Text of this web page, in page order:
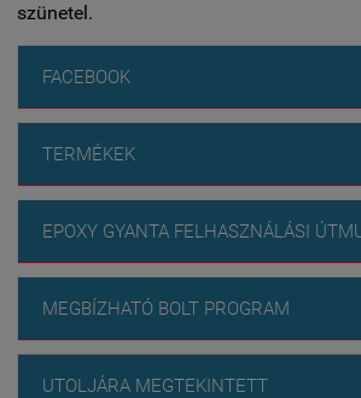
szünetel.
FACEBOOK
TERMÉKEK
EPOXY GYANTA FELHASZNÁLÁSI
MEGBÍZHATÓ BOLT PROGRAM
UTOLJÁRA MEGTEKINTETT